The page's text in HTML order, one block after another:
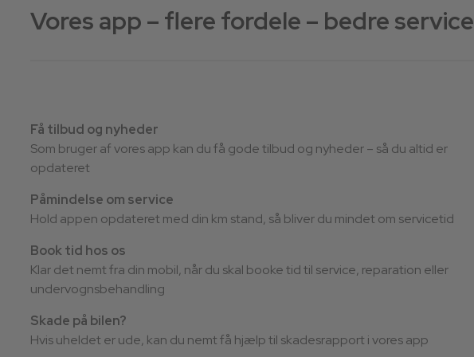
Vores app – flere fordele – bedre service
Få tilbud og nyheder
Som bruger af vores app kan du få gode tilbud og nyheder – så du altid er
opdateret
Påmindelse om service
Hold appen opdateret med din km stand, så bliver du mindet om servicetid
Book tid hos os
Klar det nemt fra din mobil, når du skal booke tid til service, reparation eller
undervognsbehandling
Skade på bilen?
Hvis uheldet er ude, kan du nemt få hjælp til skadesrapport i vores app